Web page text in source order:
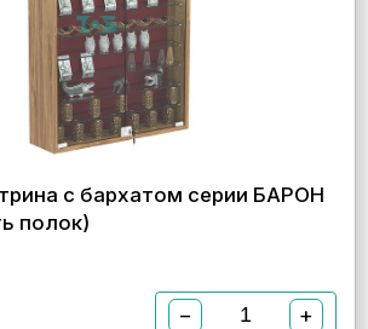
с бархатом серии БАРОН
полок)
− +